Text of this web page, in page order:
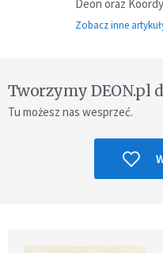
Deon oraz
Zobacz inne
Tworzymy DEON.pl
Tu możesz nas wesprzeć.